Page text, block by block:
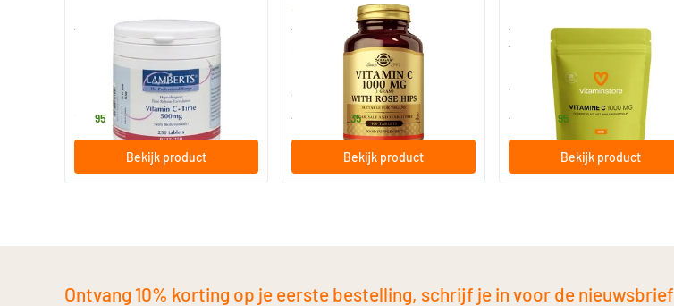
Vitamine C 500 Time+
bioflavonoiden
100 tabletten
Lamberts
95
Bekijk product
(37)
Vitamin C with Rose Hips 1000
mg (vitamine C met rozenbottel)
100/​250 tabletten
Solgar Vitamins
vanaf .35
Bekijk product
Vitamine C1000 mg mini
verpakking
20 tabletten
Vitaminstore
vanaf .95
Bekijk product
Ontvang 10% korting op je eerste bestelling, schrijf je in voor de nieuwsbrief